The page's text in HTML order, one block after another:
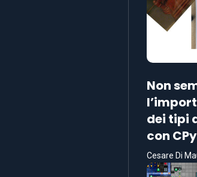
Non
dei tipi
con
Cesare Di